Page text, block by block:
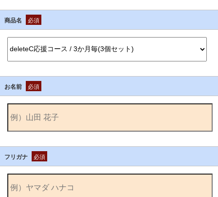
商品名 必須
お名前 必須
フリガナ 必須